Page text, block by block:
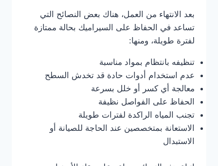
بعد الانتهاء من العمل، هناك بعض النصائح التي
تساعد في الحفاظ على السيراميك بحالة ممتازة
لفترة طويلة، ومنها:
تنظيفه بانتظام بمواد مناسبة
عدم استخدام أدوات حادة قد تخدش السطح
معالجة أي كسر أو خلل بسرعة
الحفاظ على الفواصل نظيفة
تجنب المياه الراكدة لفترات طويلة
الاستعانة بمتخصصين عند الحاجة للصيانة أو
الاستبدال